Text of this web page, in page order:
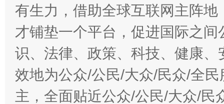
有生力，借助全球互联网主阵
才铺垫一个平台，促进国际之
识、法律、政策、科技、健康
效地为公众/公民/大众/民众/全
主，全面贴近公众/公民/大众/民